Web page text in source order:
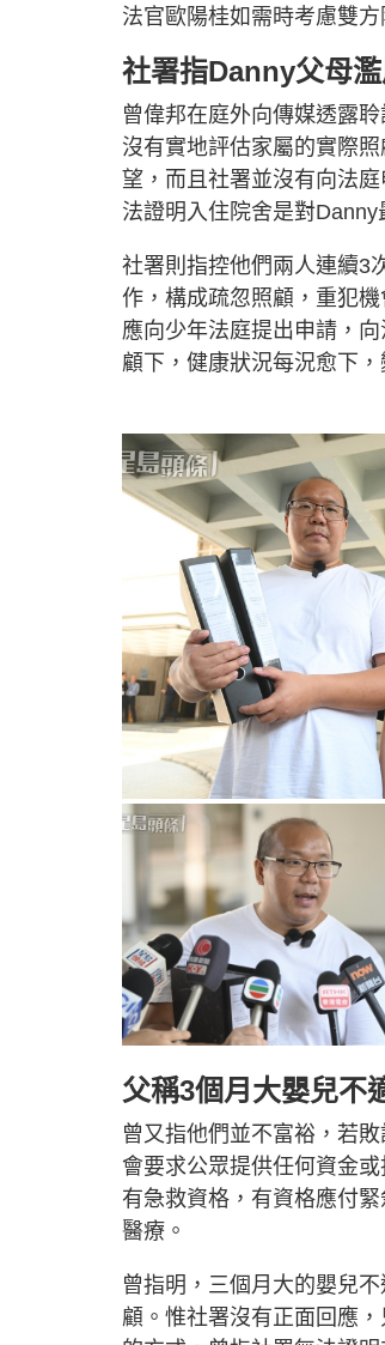
法官歐陽桂如需時考慮雙
社署指Danny父母
曾偉邦在庭外向傳媒透露
沒有實地評估家屬的實際
望，而且社署並沒有向法
法證明入住院舍是對Danny
社署則指控他們兩人連續3
作，構成疏忽照顧，重犯
應向少年法庭提出申請，
顧下，健康狀況每況愈下
父稱3個月大嬰兒不
曾又指他們並不富裕，若
會要求公眾提供任何資金
有急救資格，有資格應付
醫療。
曾指明，三個月大的嬰兒
顧。惟社署沒有正面回應